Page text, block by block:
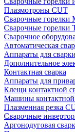
Плазмотроны CUT
Сварочные горелки
Сварочные горелки
Сварочное
Автоматическая
Аппараты для
Дополнительное
Контактная сварка
Аппараты для
Клещи контактной
Машины контактной
Плазменная резка
Сварочные
Аргонодуговая